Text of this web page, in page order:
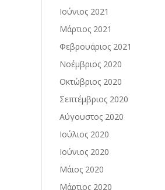
Ιούνιος 2021
Μάρτιος 2021
Φεβρουάριος 2021
Νοέμβριος 2020
Οκτώβριος 2020
Σεπτέμβριος 2020
Αύγουστος 2020
Ιούλιος 2020
Ιούνιος 2020
Μάιος 2020
Μάρτιος 2020